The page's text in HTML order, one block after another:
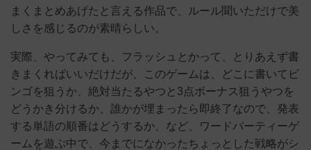
まくまとめあげたと言える作品で、ルール聞いただけで美
しさを感じるのが素晴らしい。
実際、やってみても、フラッシュとかって、とりあえず書
きまくればいいだけだが、このゲームは、どこに書いてビ
ンゴを狙うか、絶対当たるやつと3点ボーナス狙うやつを
どうかき分けるか、誰かが埋まったら即終了なので、発表
する単語の順番はどうするか、など、ワードパーティーゲ
ームを遊ぶ中で、今までになかったちょっとした戦略がシ